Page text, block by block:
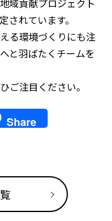
域貢献プロジェクト
されています。
る環境づくりにも注
と羽ばたくチームを
ご注目ください。
Share